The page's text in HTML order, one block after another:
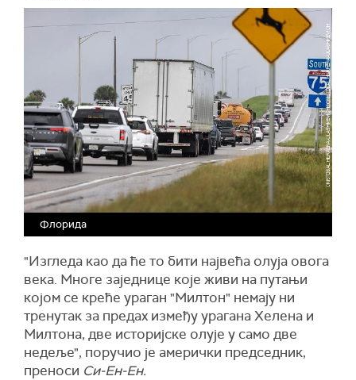
Флорида
"Изгледа као да ће то бити највећа олуја овога
века. Многе заједнице које живи на путањи
којом се креће ураган "Милтон" немају ни
тренутак за предах између урагана Хелена и
Милтона, две историјске олује у само две
недеље", поручио је амерички председник,
преноси Си-Ен-Ен.